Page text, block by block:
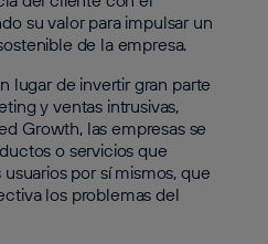
su valor para impulsar un
de la empresa.
lugar de invertir gran parte
y ventas intrusivas,
Growth, las empresas se
o servicios que
por sí mismos, que
los problemas del